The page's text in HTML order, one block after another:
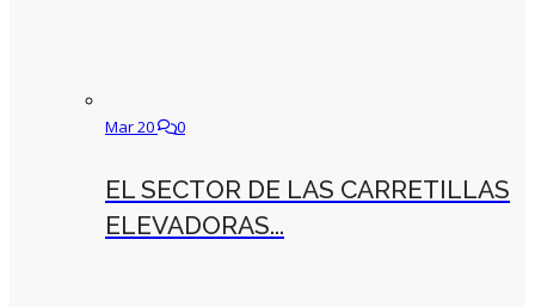
Mar 20 0
EL SECTOR DE LAS CARRETILLAS
ELEVADORAS...